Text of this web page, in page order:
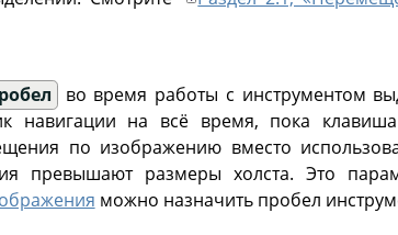
во время работы с инструментом
навигации на всё время, пока
по изображению вместо
превышают размеры холста. Это
можно назначить пробел